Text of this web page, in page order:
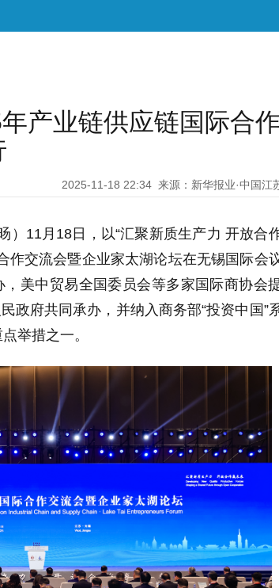
产业链供应链国际合
2025-11-18 22:34 来源：新华报业·中国江
）11月 18 日，以“汇聚新质生产力 开放合
作交流会暨企业家太湖论坛在无锡国际会
美中贸易全国委员会等多家国际商协会
政府共同承办，并纳入商务部“投资中国”
举措之一。